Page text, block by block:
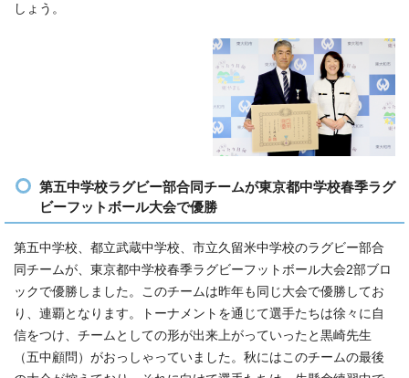
しょう。
第五中学校ラグビー部合同チームが東京都中学校春季ラグ
ビーフットボール大会で優勝
第五中学校、都立武蔵中学校、市立久留米中学校のラグビー部合
同チームが、東京都中学校春季ラグビーフットボール大会2部ブロ
ックで優勝しました。このチームは昨年も同じ大会で優勝してお
り、連覇となります。トーナメントを通じて選手たちは徐々に自
信をつけ、チームとしての形が出来上がっていったと黒崎先生
（五中顧問）がおっしゃっていました。秋にはこのチームの最後